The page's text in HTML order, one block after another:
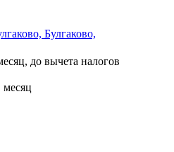
Булгаково,
до вычета налогов